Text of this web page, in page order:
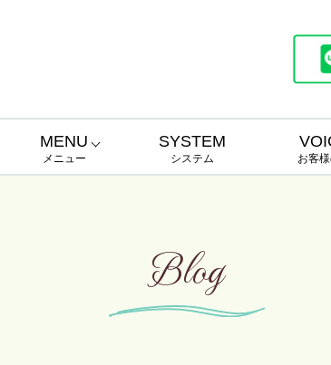
MENU
メニュー
SYSTEM
システム お客
Blog